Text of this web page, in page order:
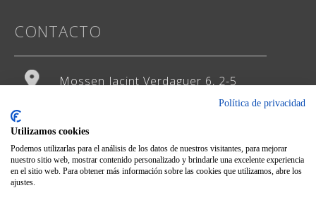
CONTACTO
Mossen Jacint Verdaguer 6, 2-5
hola@weddingstudio.es
Política de privacidad
Utilizamos cookies
Podemos utilizarlas para el análisis de los datos de nuestros visitantes, para mejorar
nuestro sitio web, mostrar contenido personalizado y brindarle una excelente experiencia
en el sitio web. Para obtener más información sobre las cookies que utilizamos, abre los
ajustes.